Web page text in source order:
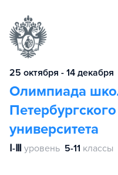
25 октября - 14 декабря
Олимпиада
университета
Ⅰ-Ⅲ уровень 5-11 классы